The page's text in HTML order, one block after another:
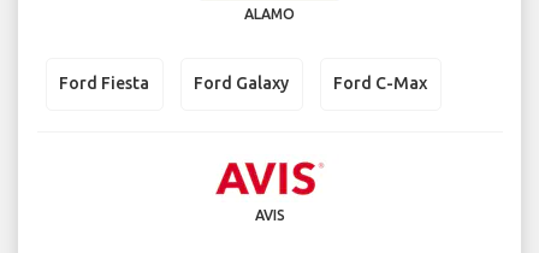
ALAMO
Ford Fiesta Ford Galaxy Ford C-Max
AVIS